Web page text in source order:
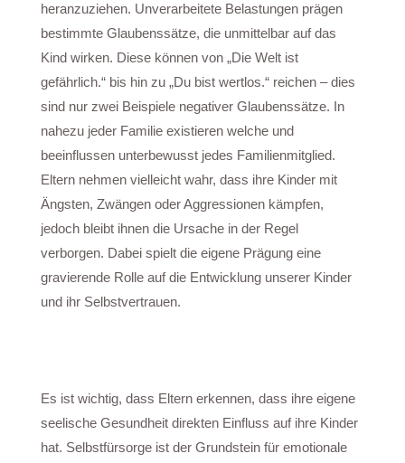
heranzuziehen. Unverarbeitete Belastungen prägen
bestimmte Glaubenssätze, die unmittelbar auf das
Kind wirken. Diese können von „Die Welt ist
gefährlich.“ bis hin zu „Du bist wertlos.“ reichen – dies
sind nur zwei Beispiele negativer Glaubenssätze. In
nahezu jeder Familie existieren welche und
beeinflussen unterbewusst jedes Familienmitglied.
Eltern nehmen vielleicht wahr, dass ihre Kinder mit
Ängsten, Zwängen oder Aggressionen kämpfen,
jedoch bleibt ihnen die Ursache in der Regel
verborgen. Dabei spielt die eigene Prägung eine
gravierende Rolle auf die Entwicklung unserer Kinder
und ihr Selbstvertrauen.
Es ist wichtig, dass Eltern erkennen, dass ihre eigene
seelische Gesundheit direkten Einfluss auf ihre Kinder
hat. Selbstfürsorge ist der Grundstein für emotionale